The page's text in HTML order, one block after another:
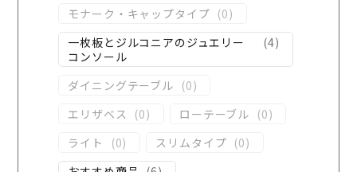
モナーク・キャップタイプ (0)
一枚板とジルコニアのジュエリー
コンソール
(4)
ダイニングテーブル (0)
エリザベス (0) ローテーブル (0)
ライト
(0) スリムタイプ (0)